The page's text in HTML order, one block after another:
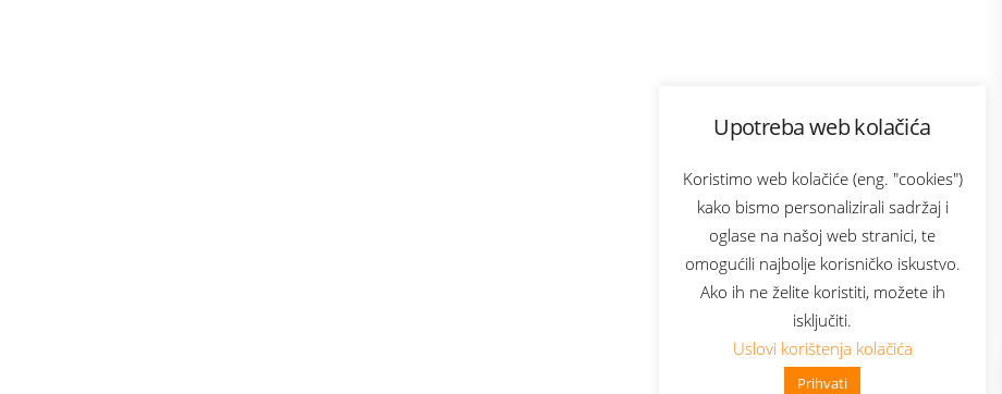
Upotreba web kolačića
Koristimo web kolačiće (eng. "cookies")
kako bismo personalizirali sadržaj i
oglase na našoj web stranici, te
omogućili najbolje korisničko iskustvo.
Ako ih ne želite koristiti, možete ih
isključiti.
Uslovi korištenja kolačića
Prihvati
👋 Zdravo, kako mogu pomoći?
Bonus plus
Prijava za newsletter